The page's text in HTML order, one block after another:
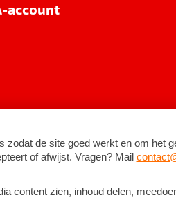
account
BNNVARA